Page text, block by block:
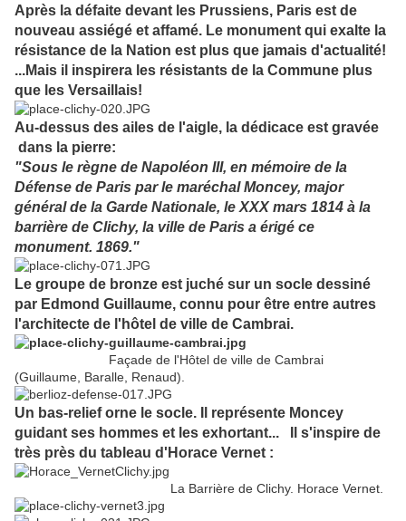
Après la défaite devant les Prussiens, Paris est de
nouveau assiégé et affamé. Le monument qui exalte la
résistance de la Nation est plus que jamais d'actualité!
...Mais il inspirera les résistants de la Commune plus
que les Versaillais!
Au-dessus des ailes de l'aigle, la dédicace est gravée
dans la pierre:
"Sous le règne de Napoléon III, en mémoire de la
Défense de Paris par le maréchal Moncey, major
général de la Garde Nationale, le XXX mars 1814 à la
barrière de Clichy, la ville de Paris a érigé ce
monument. 1869."
Le groupe de bronze est juché sur un socle dessiné
par Edmond Guillaume, connu pour être entre autres
l'architecte de l'hôtel de ville de Cambrai.
Façade de l'Hôtel de ville de Cambrai
(Guillaume, Baralle, Renaud).
Un bas-relief orne le socle. Il représente Moncey
guidant ses hommes et les exhortant... Il s'inspire de
très près du tableau d'Horace Vernet :
La Barrière de Clichy. Horace Vernet.